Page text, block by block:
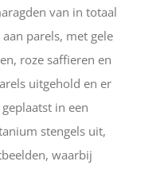
van in totaal
parels, met gele
roze saffieren en
uitgehold en er
in een
stengels uit,
waarbij